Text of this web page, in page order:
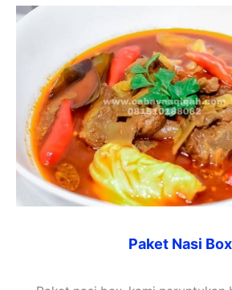
Paket Nasi Box